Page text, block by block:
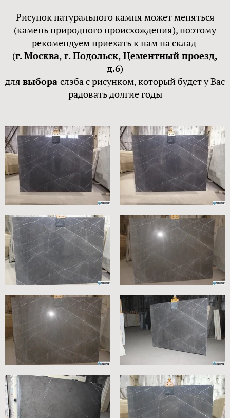
Рисунок натурального камня может меняться
(камень природного происхождения), поэтому
рекомендуем приехать к нам на склад
(г. Москва, г. Подольск, Цементный проезд,
д.6)
для выбора слэба с рисунком, который будет у Вас
радовать долгие годы